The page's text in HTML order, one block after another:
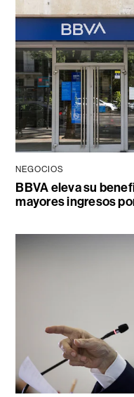
NEGOCIOS
BBVA eleva su
mayores ingresos